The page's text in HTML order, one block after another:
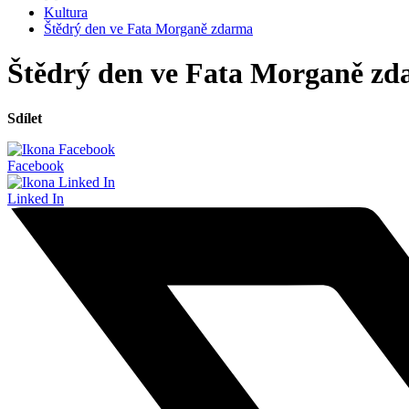
Kultura
Štědrý den ve Fata Morganě zdarma
Štědrý den ve Fata Morganě
Sdílet
Facebook
Linked In